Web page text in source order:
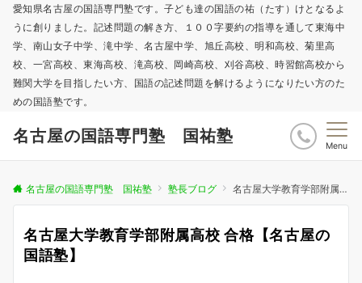
愛知県名古屋の国語専門塾です。子ども達の国語の祐（たす）けとなるよ
うに創りました。記述問題の解き方、１００字要約の指導を通して東海中
学、南山女子中学、滝中学、名古屋中学、旭丘高校、明和高校、菊里高
校、一宮高校、東海高校、滝高校、岡崎高校、刈谷高校、時習館高校から
難関大学を目指したい方、国語の記述問題を解けるようになりたい方のた
めの国語塾です。
名古屋の国語専門塾 国祐塾 Menu
名古屋の国語専門塾 国祐塾 塾長ブログ 名古屋大学教育学部附属高校 合格【名古屋の国語塾】
名古屋大学教育学部附属高校 合格【名古屋の
国語塾】